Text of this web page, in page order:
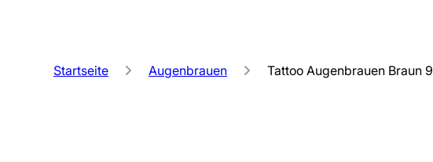
Startseite Augenbrauen Tattoo Augenbrauen Braun 9